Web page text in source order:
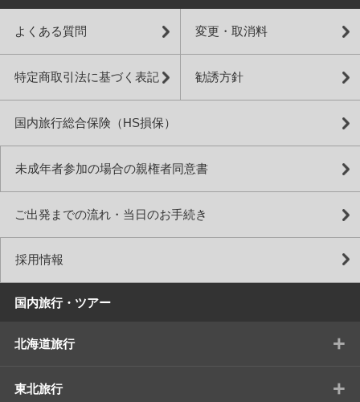
よくある質問 変更・取消料
特定商取引法に基づく表記 勧誘方針
国内旅行総合保険（HS損保）
未成年者参加の場合の親権者同意書
ご出発までの流れ・当日のお手続き
採用情報
国内旅行・ツアー
北海道旅行 +
東北旅行 +